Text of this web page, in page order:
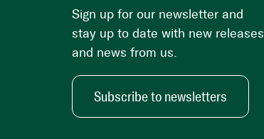
Sign up for our newsletter and
stay up to date with new releases
and news from us.
Subscribe to newsletters